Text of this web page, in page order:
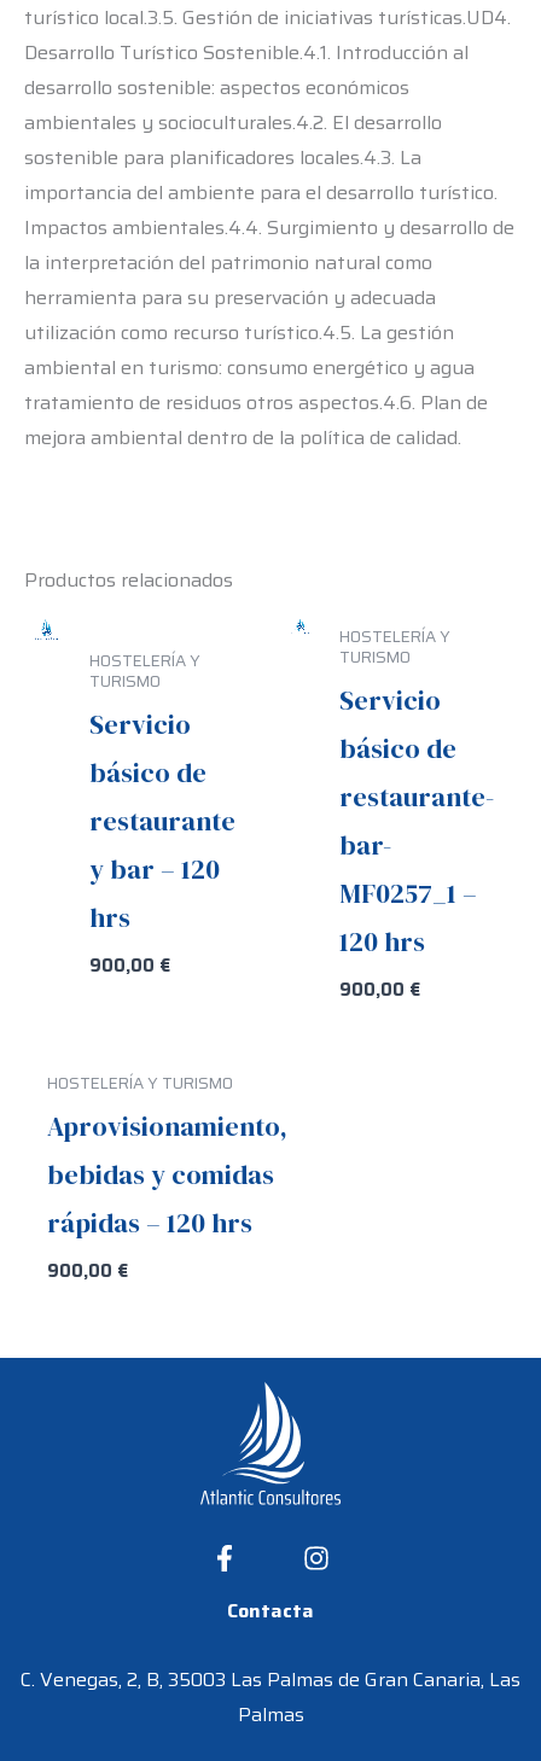
turístico local.3.5. Gestión de iniciativas turísticas.UD4.
Desarrollo Turístico Sostenible.4.1. Introducción al
desarrollo sostenible: aspectos económicos
ambientales y socioculturales.4.2. El desarrollo
sostenible para planificadores locales.4.3. La
importancia del ambiente para el desarrollo turístico.
Impactos ambientales.4.4. Surgimiento y desarrollo de
la interpretación del patrimonio natural como
herramienta para su preservación y adecuada
utilización como recurso turístico.4.5. La gestión
ambiental en turismo: consumo energético y agua
tratamiento de residuos otros aspectos.4.6. Plan de
mejora ambiental dentro de la política de calidad.
Productos relacionados
HOSTELERÍA Y
TURISMO
Servicio
básico de
restaurante
y bar – 120
hrs
900,00 €
HOSTELERÍA Y
TURISMO
Servicio
básico de
restaurante-
bar-
MF0257_1 –
120 hrs
900,00 €
HOSTELERÍA Y TURISMO
Aprovisionamiento,
bebidas y comidas
rápidas – 120 hrs
900,00 €
Contacta
C. Venegas, 2, B, 35003 Las Palmas de Gran Canaria, Las
Palmas